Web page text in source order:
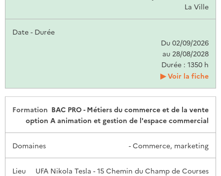
La Ville
Du 02/09/2026
au 28/08/2028
Durée : 1350 h
Voir la fiche
BAC PRO - Métiers du commerce et de la vente
option A animation et gestion de l'espace commercial
- Commerce, marketing
UFA Nikola Tesla - 15 Chemin du Champ de Courses